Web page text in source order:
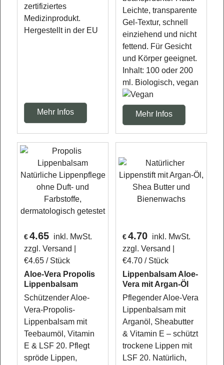
zertifiziertes
Medizinprodukt.
Hergestellt in der EU
Mehr Infos
Leichte, transparente
Gel-Textur, schnell
einziehend und nicht
fettend. Für Gesicht
und Körper geeignet.
Inhalt: 100 oder 200
ml. Biologisch, vegan
Mehr Infos
€ 4.65 inkl. MwSt.
zzgl. Versand
€4.65 / Stück
Aloe-Vera Propolis
Lippenbalsam
Schützender Aloe-
Vera-Propolis-
Lippenbalsam mit
Teebaumöl, Vitamin
E & LSF 20. Pflegt
spröde Lippen,
€4.70 inkl. MwSt.
zzgl. Versand
€4.70 / Stück
Lippenbalsam Aloe-
Vera mit Argan-Öl
Pflegender Aloe-Vera
Lippenbalsam mit
Arganöl, Sheabutter
& Vitamin E – schützt
trockene Lippen mit
LSF 20. Natürlich,